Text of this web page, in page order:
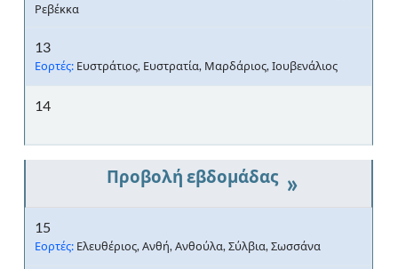
Ρεβέκκα
13
Εορτές: Ευστράτιος, Ευστρατία, Μαρδάριος, Ιουβενάλιος
14
»
15
Εορτές: Ελευθέριος, Ανθή, Ανθούλα, Σύλβια, Σωσσάνα